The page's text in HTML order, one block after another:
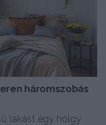
háromszobás
lakást egy hölgy